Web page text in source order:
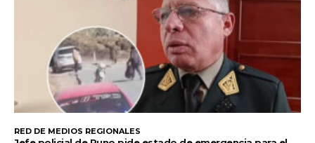
RED DE MEDIOS REGIONALES